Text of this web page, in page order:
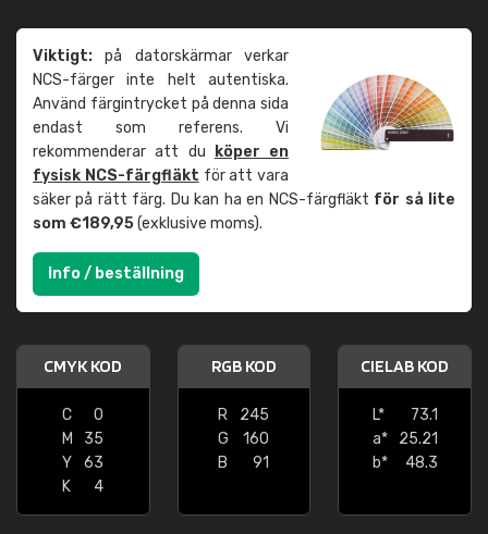
Viktigt: på datorskärmar verkar
NCS-färger inte helt autentiska.
Använd färgintrycket på denna sida
endast som referens. Vi
rekommenderar att du
köper en
fysisk NCS-färgfläkt för att vara
säker på rätt färg. Du kan ha en NCS-färgfläkt för så lite
som €189,95(exklusive moms).
Info / beställning
CMYK KOD
C
0
M
35
Y
63
K
4
RGB KOD
R
245
G
160
B
91
CIELAB KOD
L*
73.1
a*
25.21
b*
48.3